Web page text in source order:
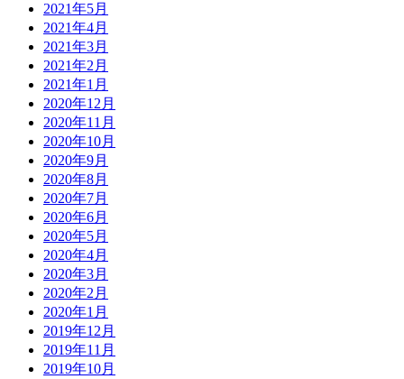
2021年5月
2021年4月
2021年3月
2021年2月
2021年1月
2020年12月
2020年11月
2020年10月
2020年9月
2020年8月
2020年7月
2020年6月
2020年5月
2020年4月
2020年3月
2020年2月
2020年1月
2019年12月
2019年11月
2019年10月